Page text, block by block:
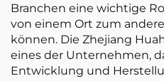
Branchen eine wichtige
von einem Ort zum
können. Die Zhejiang
eines der Unternehmen,
Entwicklung und